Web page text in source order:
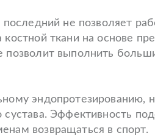
не позволяет
ткани на основе
позволит выполнить
Эффективность
возвращаться в спорт.